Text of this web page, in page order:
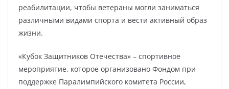
реабилитации, чтобы ветераны могли заниматься
различными видами спорта и вести активный образ
жизни.
«Кубок Защитников Отечества» – спортивное
мероприятие, которое организовано Фондом при
поддержке Паралимпийского комитета России,